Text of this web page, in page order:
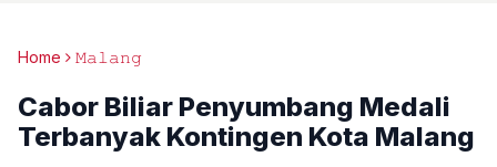
Home 𝙼𝚊𝚕𝚊𝚗𝚐
Cabor Biliar Penyumbang Medali
Terbanyak Kontingen Kota Malang